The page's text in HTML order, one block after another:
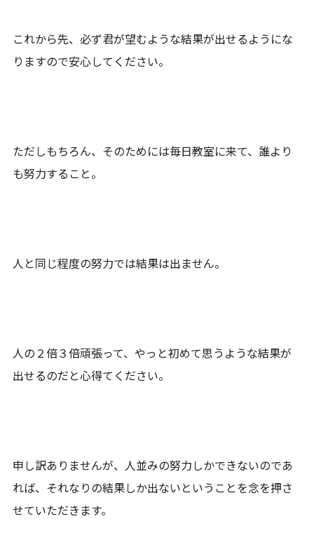
これから先、必ず君が望むような結果が出せるようにな
りますので安心してください。
ただしもちろん、そのためには毎日教室に来て、誰より
も努力すること。
人と同じ程度の努力では結果は出ません。
人の２倍３倍頑張って、やっと初めて思うような結果が
出せるのだと心得てください。
申し訳ありませんが、人並みの努力しかできないのであ
れば、それなりの結果しか出ないということを念を押さ
せていただきます。